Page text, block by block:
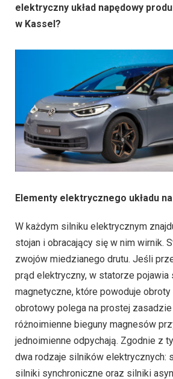
elektryczny układ napędowy
w Kassel?
Elementy elektrycznego układu
W każdym silniku elektrycznym
stojan i obracający się w nim wirnik.
zwojów miedzianego drutu. Jeśli
prąd elektryczny, w statorze pojawia
magnetyczne, które powoduje obroty
obrotowy polega na prostej
różnoimienne bieguny magnesów
jednoimienne odpychają. Zgodnie z
dwa rodzaje silników elektrycznych:
silniki synchroniczne oraz silniki